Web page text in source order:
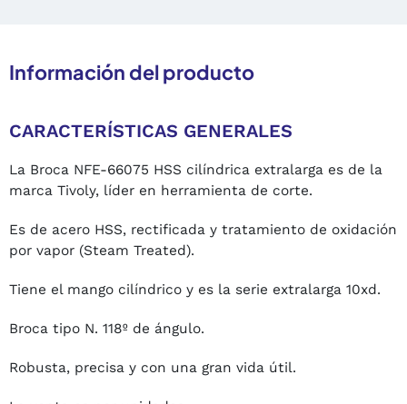
Información del producto
CARACTERÍSTICAS GENERALES
La Broca NFE-66075 HSS cilíndrica extralarga es de la
marca Tivoly, líder en herramienta de corte.
Es de acero HSS, rectificada y tratamiento de oxidación
por vapor (Steam Treated).
Tiene el mango cilíndrico y es la serie extralarga 10xd.
Broca tipo N. 118º de ángulo.
Robusta, precisa y con una gran vida útil.